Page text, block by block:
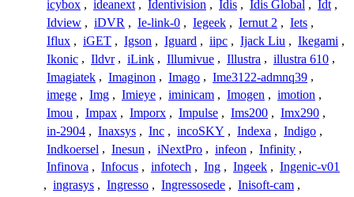
icybox , ideanext , Identivision , Idis , Idis Global , Idt ,
Idview , iDVR , Ie-link-0 , Iegeek , Iernut 2 , Iets ,
Iflux , iGET , Igson , Iguard , iipc , Ijack Liu , Ikegami ,
Ikonic , Ildvr , iLink , Illumivue , Illustra , illustra 610 ,
Imagiatek , Imaginon , Imago , Ime3122-admnq39 ,
imege , Img , Imieye , iminicam , Imogen , imotion ,
Imou , Impax , Imporx , Impulse , Ims200 , Imx290 ,
in-2904 , Inaxsys , Inc , incoSKY , Indexa , Indigo ,
Indkoersel , Inesun , iNextPro , infeon , Infinity ,
Infinova , Infocus , infotech , Ing , Ingeek , Ingenic-v01
, ingrasys , Ingresso , Ingressosede , Inisoft-cam ,